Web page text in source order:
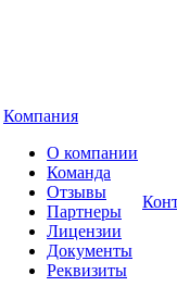
Компания
О компании
Команда
Отзывы
Партнеры
Лицензии
Документы
Реквизиты